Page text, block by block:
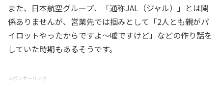
また、日本航空グループ、「通称JAL（ジャル）」とは関
係ありませんが、営業先では掴みとして「2人とも親がパ
イロットやったからですよ〜嘘ですけど」などの作り話を
していた時期もあるそうです。
スポンサーリンク